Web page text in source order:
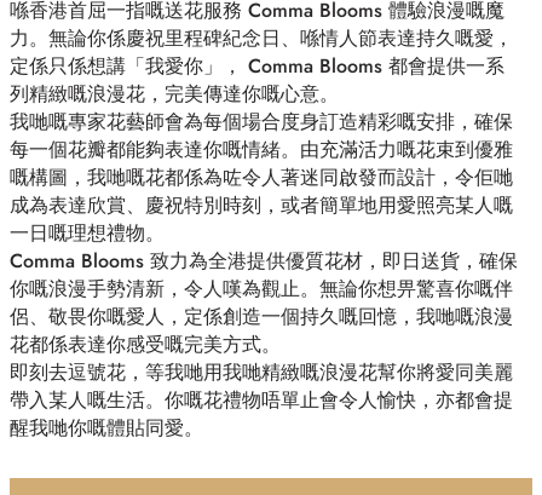
喺香港首屈一指嘅送花服務 Comma Blooms 體驗浪漫嘅魔
力。無論你係慶祝里程碑紀念日、喺情人節表達持久嘅愛，
定係只係想講「我愛你」， Comma Blooms 都會提供一系
列精緻嘅浪漫花，完美傳達你嘅心意。
我哋嘅專家花藝師會為每個場合度身訂造精彩嘅安排，確保
每一個花瓣都能夠表達你嘅情緒。由充滿活力嘅花束到優雅
嘅構圖，我哋嘅花都係為咗令人著迷同啟發而設計，令佢哋
成為表達欣賞、慶祝特別時刻，或者簡單地用愛照亮某人嘅
一日嘅理想禮物。
Comma Blooms 致力為全港提供優質花材，即日送貨，確保
你嘅浪漫手勢清新，令人嘆為觀止。無論你想畀驚喜你嘅伴
侶、敬畏你嘅愛人，定係創造一個持久嘅回憶，我哋嘅浪漫
花都係表達你感受嘅完美方式。
即刻去逗號花，等我哋用我哋精緻嘅浪漫花幫你將愛同美麗
帶入某人嘅生活。你嘅花禮物唔單止會令人愉快，亦都會提
醒我哋你嘅體貼同愛。